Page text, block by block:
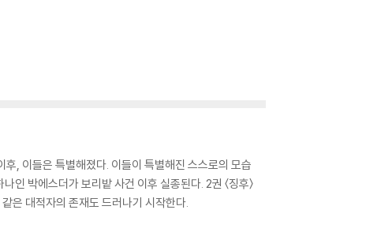
, 이들은 특별해졌다. 이들이 특별해진 스스로의 모습
박에스더가 보리밭 사건 이후 실종된다. 2권 〈징후〉
은 대적자의 존재도 드러나기 시작한다.